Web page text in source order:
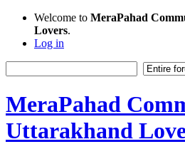
Welcome to MeraPahad
Lovers.
Log in
MeraPahad
Uttarakhand